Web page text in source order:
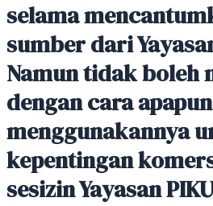
selama
sumber dari
Namun tidak boleh
dengan cara
menggunakannya
kepentingan
sesizin Yayasan